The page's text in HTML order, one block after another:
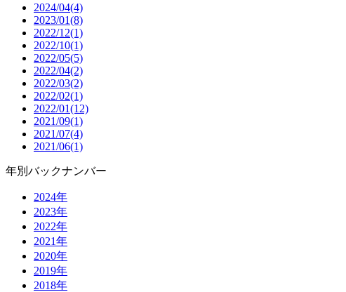
2024/04(4)
2023/01(8)
2022/12(1)
2022/10(1)
2022/05(5)
2022/04(2)
2022/03(2)
2022/02(1)
2022/01(12)
2021/09(1)
2021/07(4)
2021/06(1)
年別バックナンバー
2024年
2023年
2022年
2021年
2020年
2019年
2018年